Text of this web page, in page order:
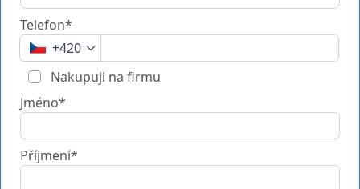
Telefon*
+420
Nakupuji na firmu
Jméno*
Příjmení*